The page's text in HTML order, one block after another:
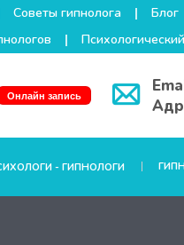
Советы гипнолога Блог
Онлайн запись
- ГИПНОЛОГИ